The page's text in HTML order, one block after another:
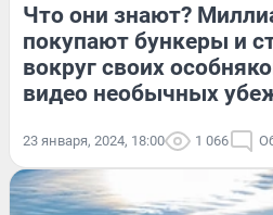
Что они знают?
покупают бункеры и
вокруг своих
видео необычных
23 января, 2024, 18:00 1 066